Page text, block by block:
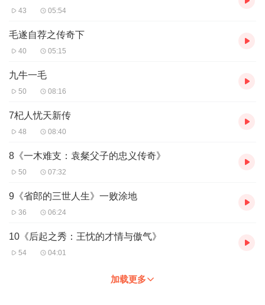
43 05:54
毛遂自荐之传奇下
40 05:15
九牛一毛
50 08:16
7杞人忧天新传
48 08:40
8《一木难支：袁粲父子的忠义传奇》
50 07:32
9《省郎的三世人生》一败涂地
36 06:24
10《后起之秀：王忱的才情与傲气》
54 04:01
加载更多